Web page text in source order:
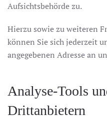
Aufsichtsbehörde zu.
Hierzu sowie zu weiteren
können Sie sich jederzeit
angegebenen Adresse an
Analyse-Tools
Drittanbietern